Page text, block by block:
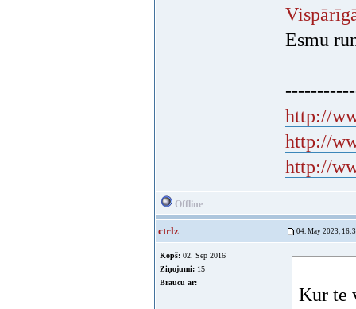
Esmu
http://
http://
http://
Offline
ctrlz 04. May 2023,
Kopš: 02. Sep 2016
Ziņojumi: 15
Braucu ar:
Kur te